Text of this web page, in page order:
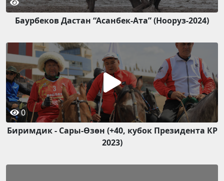
Баурбеков Дастан “Асанбек-Ата” (Нооруз-2024)
0
Биримдик - Сары-Өзөн (+40, кубок Президента КР
2023)